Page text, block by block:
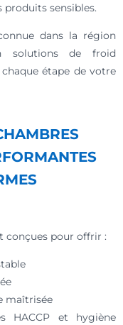
sensibles.
dans la région
solutions de froid
étape de votre
conçues pour offrir :
maîtrisée
HACCP et hygiène